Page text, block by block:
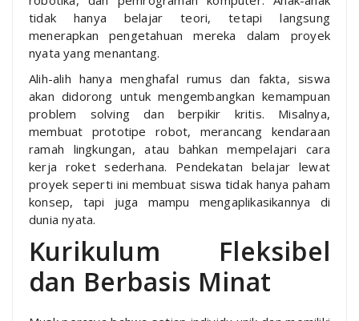
tidak hanya belajar teori, tetapi langsung
menerapkan pengetahuan mereka dalam proyek
nyata yang menantang.
Alih-alih hanya menghafal rumus dan fakta, siswa
akan didorong untuk mengembangkan kemampuan
problem solving dan berpikir kritis. Misalnya,
membuat prototipe robot, merancang kendaraan
ramah lingkungan, atau bahkan mempelajari cara
kerja roket sederhana. Pendekatan belajar lewat
proyek seperti ini membuat siswa tidak hanya paham
konsep, tapi juga mampu mengaplikasikannya di
dunia nyata.
Kurikulum Fleksibel
dan Berbasis Minat